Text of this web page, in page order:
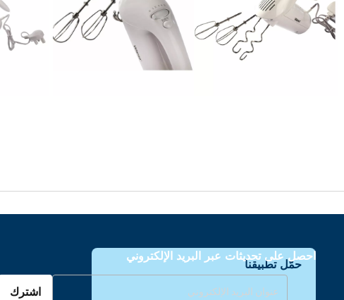
حمّل تطبيقنا
احصل على تحديثات عبر البريد الإلكتروني
اشترك